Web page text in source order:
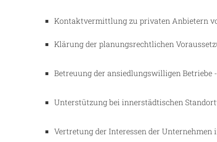
Kontaktvermittlung zu privaten Anbietern
Klärung der planungsrechtlichen
Betreuung der ansiedlungswilligen
Unterstützung bei innerstädtischen
Vertretung der Interessen der